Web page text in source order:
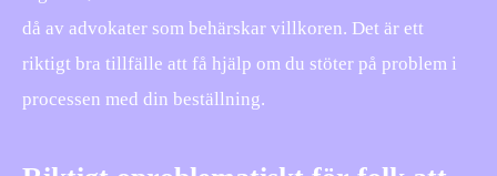
då av advokater som behärskar villkoren. Det är ett
riktigt bra tillfälle att få hjälp om du stöter på problem i
processen med din beställning.